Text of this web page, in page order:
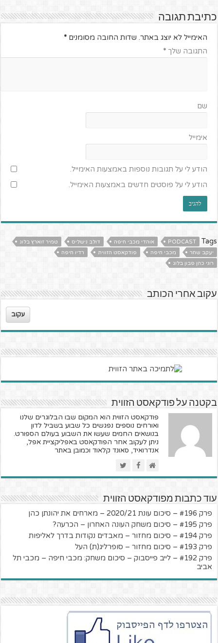
כתיבת תגובה
האימייל לא יוצג באתר. שדות החובה מסומנים*
התגובה שלך*
שם
אימייל
הודע לי על תגובות נוספות באמצעות האימייל.
הודע לי על פוסטים חדשים באמצעות האימייל.
Tags
PODCAST אוהדי מכבי חיפה דולב נישליס
טמיר זוארץ בלוג
יעקב שחר
מכבי חיפה פודקאסט הזווית
רדיו חיפה
רוני כהן פבון בלוג
עקוב אחרי הכותב
עקוב
בקטנה על פודקאסט הזווית
פודקאסט הזווית הוא המקום שבו הבלוגרים שלנו
ואורחים נוספים נפגשים כל שבוע בשביל לדון
בנושאים החמים שעשו את השבוע בעולם הספורט.
ניתן לעקוב אחר הפודקאסט באפליקציית אפל,
אנדרואיד, סאונד קלאוד וכמובן באתר
עוד כתבות מפודקאסט הזווית
פרק #196 – סיכום עונת 2020/21 – מארחים את יהונתן כהן
פרק #195 – סיכום משחק העונה האחרון – הכרעה?
פרק #194 – סיכום מחזור – מאבדים נקודות בדרך לאליפות
פרק #193 – סיכום מחזור – סופרליג(ת) העל
פרק #192 – לייב פייסבוק – סיכום משחק: מכבי חיפה – מכבי תל
אביב